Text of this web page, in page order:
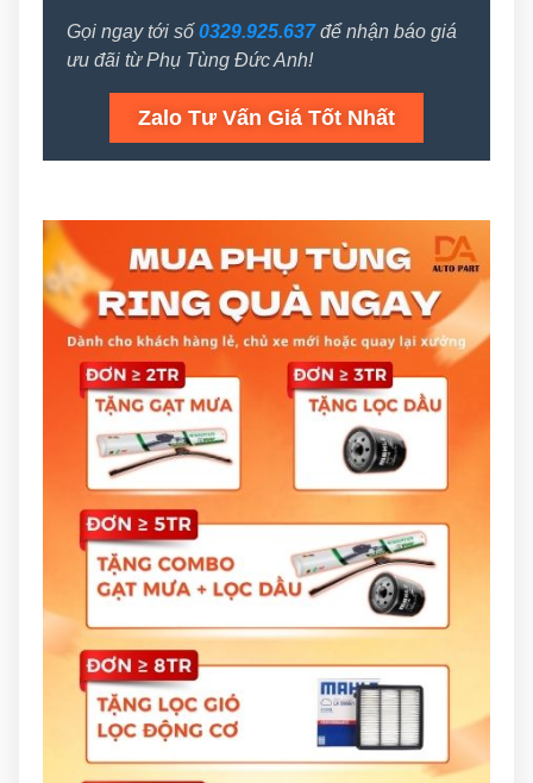
Gọi ngay tới số 0329.925.637để nhận báo giá
ưu đãi từ Phụ Tùng Đức Anh!
Zalo Tư Vấn Giá Tốt Nhất